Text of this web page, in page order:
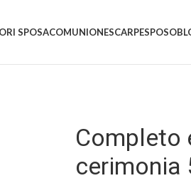
SPOSACOMUNIONESCARPESPOSO
Completo
cerimonia